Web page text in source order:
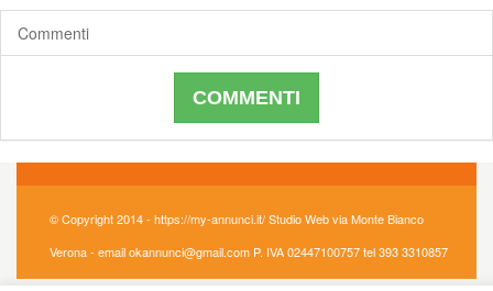
Commenti
COMMENTI
© Copyright 2014 - https://my-annunci.it/ Studio Web via Monte Bianco
Verona - email okannunci@gmail.com P. IVA 02447100757 tel 393 3310857